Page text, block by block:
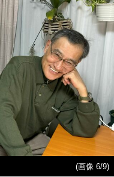
(画像 6/9)